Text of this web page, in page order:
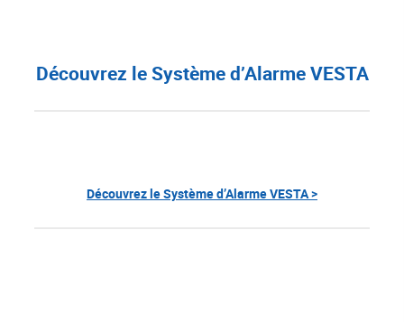
Découvrez le Système d’Alarme VESTA
Découvrez le Système d’Alarme VESTA >